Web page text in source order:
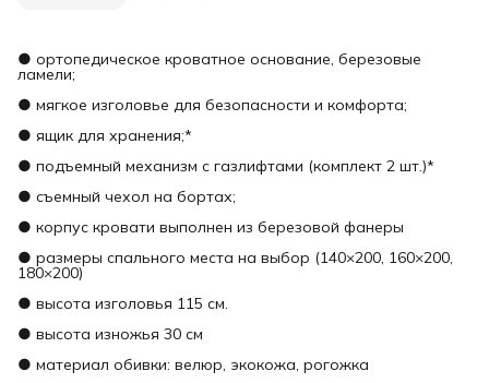
● ортопедическое кроватное основание, березовые
ламели;
● мягкое изголовье для безопасности и комфорта;
● ящик для хранения;*
● подъемный механизм с газлифтами (комплект 2 шт.)*
● съемный чехол на бортах;
● корпус кровати выполнен из березовой фанеры
● размеры спального места на выбор (140×200, 160×200,
180×200)
● высота изголовья 115 см.
● высота изножья 30 см
● материал обивки: велюр, экокожа, рогожка